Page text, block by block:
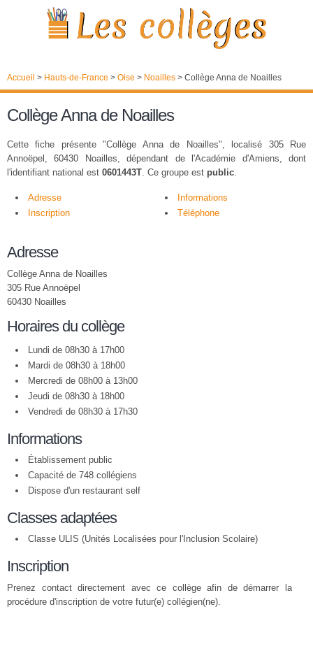
Accueil > Hauts-de-France > Oise > Noailles > Collège Anna de Noailles
Collège Anna de Noailles
Cette fiche présente "Collège Anna de Noailles", localisé 305 Rue
Annoëpel, 60430 Noailles, dépendant de l'Académie d'Amiens, dont
l'identifiant national est 0601443T. Ce groupe est public.
Adresse
Informations
Inscription
Téléphone
Adresse
Collège Anna de Noailles
305 Rue Annoëpel
60430 Noailles
Horaires du collège
Lundi de 08h30 à 17h00
Mardi de 08h30 à 18h00
Mercredi de 08h00 à 13h00
Jeudi de 08h30 à 18h00
Vendredi de 08h30 à 17h30
Informations
Établissement public
Capacité de 748 collégiens
Dispose d'un restaurant self
Classes adaptées
Classe ULIS (Unités Localisées pour l'Inclusion Scolaire)
Inscription
Prenez contact directement avec ce collège afin de démarrer la
procédure d'inscription de votre futur(e) collégien(ne).